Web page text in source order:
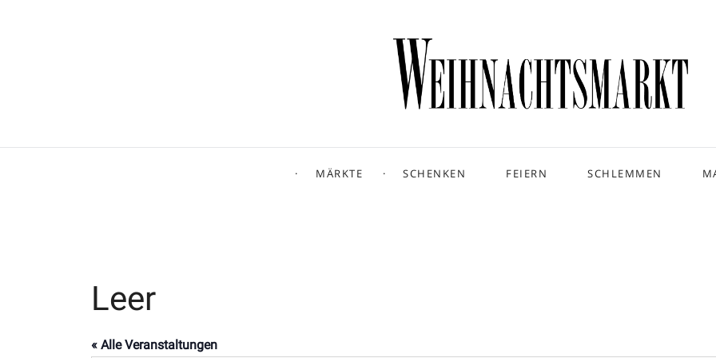
MÄRKTE SCHENKEN FEIERN SCHLEMMEN
Leer
« Alle Veranstaltungen